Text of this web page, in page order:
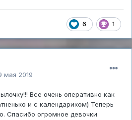
6 1
мая 2019
Все очень оперативно как
и с календариком) Теперь
Спасибо огромное девочки